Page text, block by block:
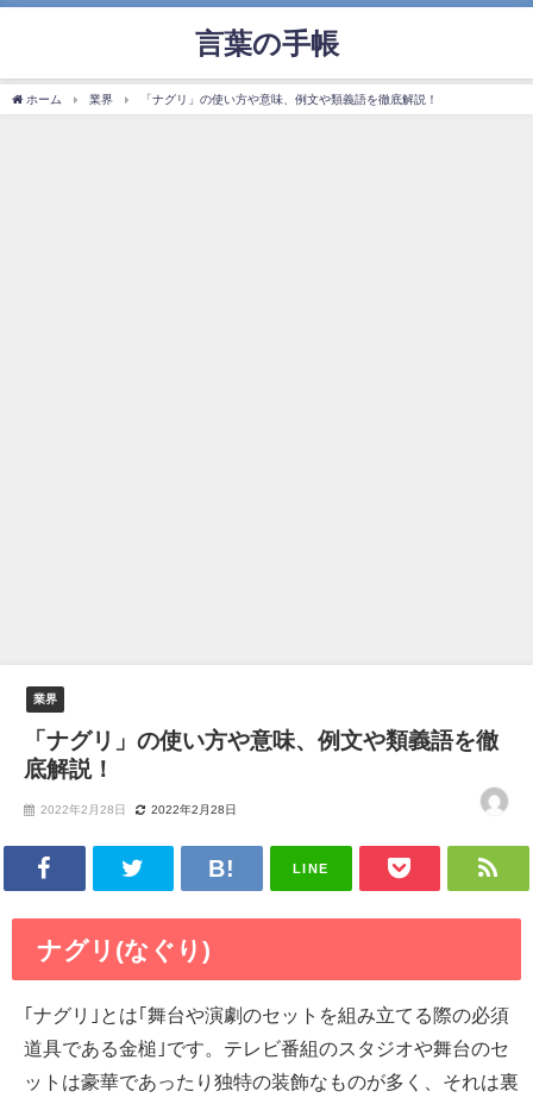
言葉の手帳
ホーム 業界 「ナグリ」の使い方や意味、例文や類義語を徹底解説！
業界
「ナグリ」の使い方や意味、例文や類義語を徹
底解説！
2022年2月28日 2022年2月28日
LINE
ナグリ(なぐり)
｢ナグリ｣とは｢舞台や演劇のセットを組み立てる際の必須
道具である金槌｣です。テレビ番組のスタジオや舞台のセ
ットは豪華であったり独特の装飾なものが多く、それは裏